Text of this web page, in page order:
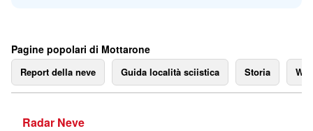
Pagine popolari di Mottarone
Report della neve Guida località sciistica Storia
Radar Neve